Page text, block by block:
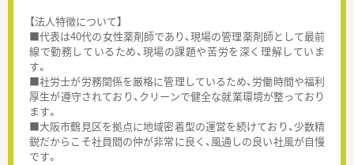
【法人特徴について】
■代表は40代の女性薬剤師であり、現場の管理薬剤師として最前
線で勤務しているため、現場の課題や苦労を深く理解していま
す。
■社労士が労務関係を厳格に管理しているため、労働時間や福利
厚生が遵守されており、クリーンで健全な就業環境が整っており
ます。
■大阪市鶴見区を拠点に地域密着型の運営を続けており、少数精
鋭だからこそ社員間の仲が非常に良く、風通しの良い社風が自慢
です。